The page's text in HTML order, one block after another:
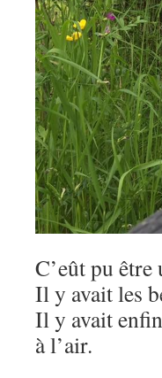
C’eût pu
Il y avait les
Il y avait
à l’air.